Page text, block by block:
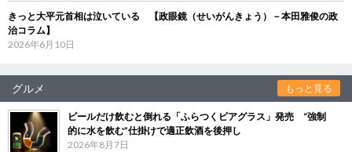
きっと大平元首相は泣いている 【政眼鏡（せいがんきょう）－本田雅俊の政
治コラム】
2026年6月10日
グルメ もっと見る
ビールだけ飲むと倒れる「ふらつくビアグラス」発売 “強制
的に水を飲む”仕掛けで適正飲酒を後押し
2026年8月7日